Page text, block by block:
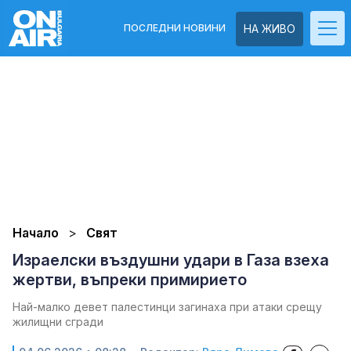
НА ЖИВО
ПОСЛЕДНИ НОВИНИ
Начало Свят
Израелски въздушни удари в Газа взеха
жертви, въпреки примирието
Най-малко девет палестинци загинаха при атаки срещу
жилищни сгради